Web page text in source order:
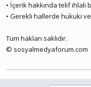
• İçerik hakkında telif ihlali
• Gerekli hallerde hukuki
Tüm hakları saklıdır.
© sosyalmedyaforum.com